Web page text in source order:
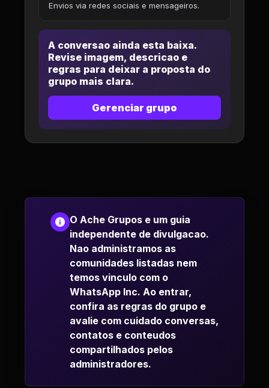
Envios via redes sociais e mensageiros.
A conversao ainda esta baixa.
Revise imagem, descricao e
regras para deixar a proposta do
grupo mais clara.
Gerenciar grupo
O Ache Grupos e um guia
independente de divulgacao.
Nao administramos as
comunidades listadas nem
temos vinculo com o
WhatsApp Inc. Ao entrar,
confira as regras do grupo e
avalie com cuidado conversas,
contatos e conteudos
compartilhados pelos
administradores.